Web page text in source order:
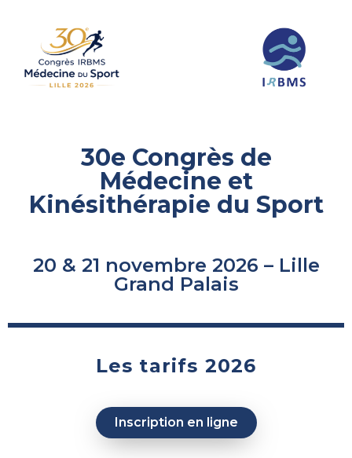
30e Congrès de
Médecine et
Kinésithérapie du Sport
20 & 21 novembre 2026 – Lille
Grand Palais
Les tarifs 2026
Inscription en ligne